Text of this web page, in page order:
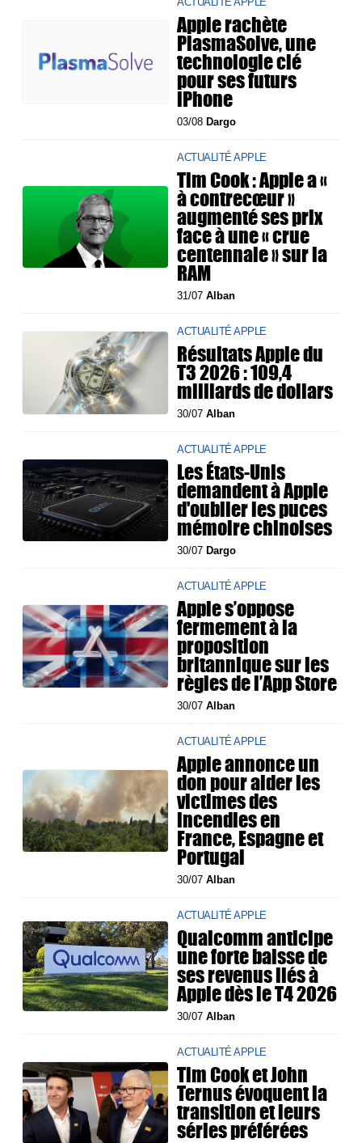
Apple rachète
PlasmaSolve, une
technologie clé
pour ses futurs
iPhone
03/08 Dargo
ACTUALITÉ APPLE
Tim Cook : Apple a «
à contrecœur »
augmenté ses prix
face à une « crue
centennale » sur la
RAM
31/07Alban
ACTUALITÉ APPLE
Résultats Apple du
T3 2026 : 109,4
milliards de dollars
30/07Alban
ACTUALITÉ APPLE
Les États-Unis
demandent à Apple
d'oublier les puces
mémoire chinoises
30/07 Dargo
ACTUALITÉ APPLE
Apple s’oppose
fermement à la
proposition
britannique sur les
règles de l’App Store
30/07Alban
ACTUALITÉ APPLE
Apple annonce un
don pour aider les
victimes des
incendies en
France, Espagne et
Portugal
30/07Alban
ACTUALITÉ APPLE
Qualcomm anticipe
une forte baisse de
ses revenus liés à
Apple dès le T4 2026
30/07Alban
ACTUALITÉ APPLE
Tim Cook et John
Ternus évoquent la
transition et leurs
séries préférées